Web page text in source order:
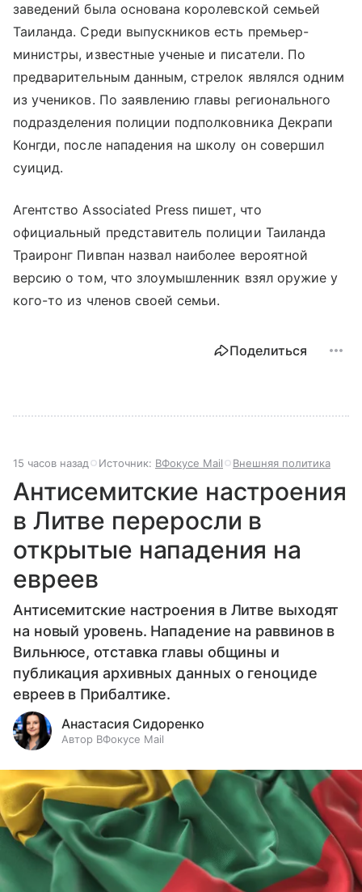
заведений была основана королевской семьей
Таиланда. Среди выпускников есть премьер-
министры, известные ученые и писатели. По
предварительным данным, стрелок являлся одним
из учеников. По заявлению главы регионального
подразделения полиции подполковника Декрапи
Конгди, после нападения на школу он совершил
суицид.
Агентство Associated Press пишет, что
официальный представитель полиции Таиланда
Траиронг Пивпан назвал наиболее вероятной
версию о том, что злоумышленник взял оружие у
кого-то из членов своей семьи.
Поделиться
15 часов назад Источник: ВФокусе Mail Внешняя политика
Антисемитские настроения
в Литве переросли в
открытые нападения на
евреев
Антисемитские настроения в Литве выходят
на новый уровень. Нападение на раввинов в
Вильнюсе, отставка главы общины и
публикация архивных данных о геноциде
евреев в Прибалтике.
Анастасия Сидоренко
Автор ВФокусе Mail